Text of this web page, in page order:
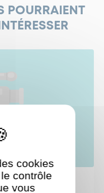
POURRAIENT
cookies
contrôle
vous